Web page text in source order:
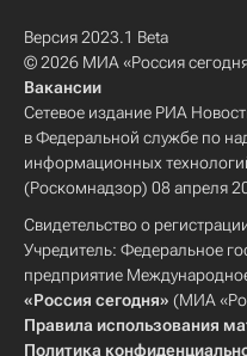
Версия 2023.1 Beta
© 2026 МИА «Россия
Вакансии
Сетевое издание РИА
в Федеральной службе по
информационных
(Роскомнадзор) 08 апреля
Свидетельство о
Учредитель: Федеральное
предприятие
«Россия сегодня» (МИА
Правила использования
Политика